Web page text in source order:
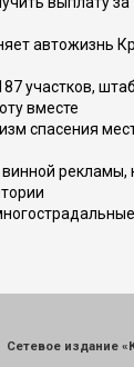
автожизнь
участков, штаб
вместе
спасения
рекламы,
Сетевое издание